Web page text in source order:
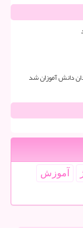
دانش آموزان شد
آموزش